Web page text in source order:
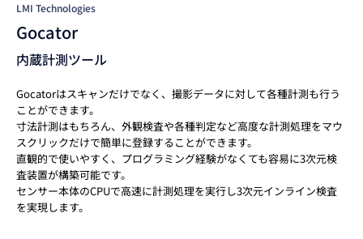
LMI Technologies
Gocator
内蔵計測ツール
Gocatorはスキャンだけでなく、撮影データに対して各種計測も行う
ことができます。
寸法計測はもちろん、外観検査や各種判定など高度な計測処理をマウ
スクリックだけで簡単に登録することができます。
直観的で使いやすく、プログラミング経験がなくても容易に3次元検
査装置が構築可能です。
センサー本体のCPUで高速に計測処理を実行し3次元インライン検査
を実現します。